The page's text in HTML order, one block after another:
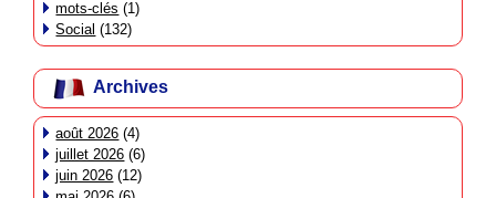
mots-clés (1)
Social (132)
Archives
août 2026 (4)
juillet 2026 (6)
juin 2026 (12)